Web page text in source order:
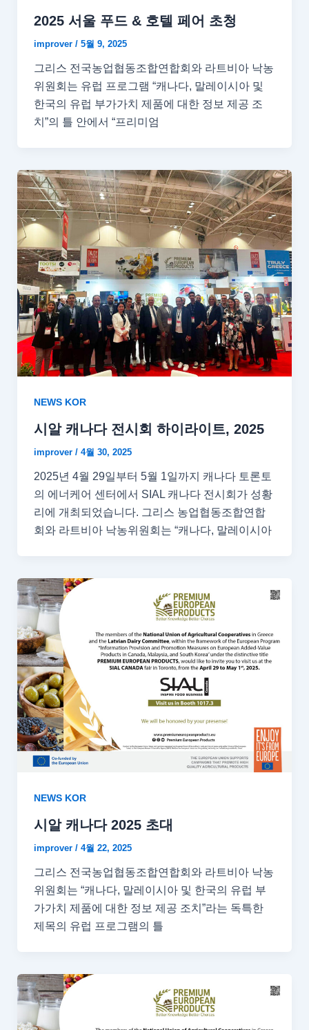
2025 서울 푸드 & 호텔 페어 초청
improver / 5월 9, 2025
그리스 전국농업협동조합연합회와 라트비아 낙농
위원회는 유럽 프로그램 “캐나다, 말레이시아 및
한국의 유럽 부가가치 제품에 대한 정보 제공 조
치”의 틀 안에서 “프리미엄
NEWS KOR
시알 캐나다 전시회 하이라이트, 2025
improver / 4월 30, 2025
2025년 4월 29일부터 5월 1일까지 캐나다 토론토
의 에너케어 센터에서 SIAL 캐나다 전시회가 성황
리에 개최되었습니다. 그리스 농업협동조합연합
회와 라트비아 낙농위원회는 “캐나다, 말레이시아
NEWS KOR
시알 캐나다 2025 초대
improver / 4월 22, 2025
그리스 전국농업협동조합연합회와 라트비아 낙농
위원회는 “캐나다, 말레이시아 및 한국의 유럽 부
가가치 제품에 대한 정보 제공 조치”라는 독특한
제목의 유럽 프로그램의 틀